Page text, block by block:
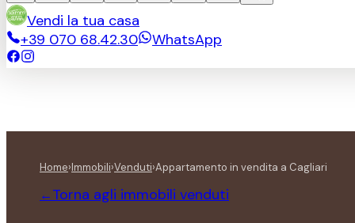
Vendi la tua casa
+39 070 68.42.30
WhatsApp
Home›Immobili›Venduti›Appartamento in vendita a Cagliari
←Torna agli immobili venduti